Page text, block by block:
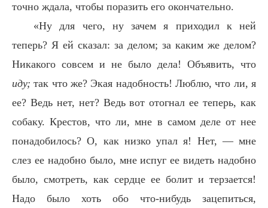
точно ждала, чтобы поразить его окончательно.
«Ну для чего, ну зачем я приходил к ней
теперь? Я ей сказал: за делом; за каким же делом?
Никакого совсем и не было дела! Объявить, что
иду; так что же? Экая надобность! Люблю, что ли, я
ее? Ведь нет, нет? Ведь вот отогнал ее теперь, как
собаку. Крестов, что ли, мне в самом деле от нее
понадобилось? О, как низко упал я! Нет, — мне
слез ее надобно было, мне испуг ее видеть надобно
было, смотреть, как сердце ее болит и терзается!
Надо было хоть обо что-нибудь зацепиться,